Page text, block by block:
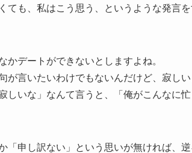
ても、私はこう思う、というような発言
デートができないとしますよね。
が言いたいわけでもないんだけど、寂し
しいな」なんて言うと、「俺がこんなに
「申し訳ない」という思いが無ければ、逆